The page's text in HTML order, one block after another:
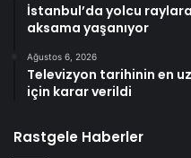
İstanbul’da yolcu
aksama yaşanıyor
Ağustos 6, 2026
Televizyon tarihinin en
için karar verildi
Rastgele Haberler